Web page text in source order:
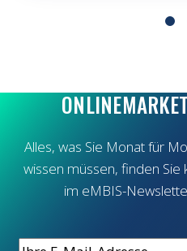
Alles, was Sie Monat für
wissen müssen, finden
im eMBIS-